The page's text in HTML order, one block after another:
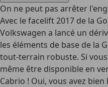
On ne peut pas arrêter
Avec le facelift 2017 de la
Volkswagen a lancé un
les éléments de base de la
tout-terrain robuste. Si
même être disponible en
Cabrio ! Oui, vous avez